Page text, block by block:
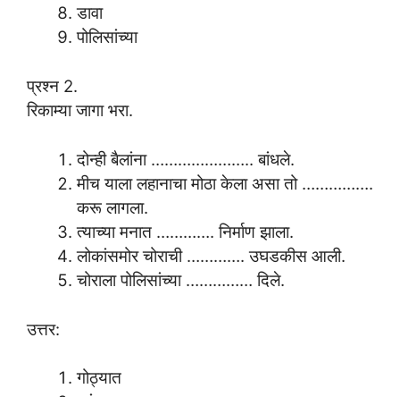
डावा
पोलिसांच्या
प्रश्न 2.
रिकाम्या जागा भरा.
दोन्ही बैलांना ………………….. बांधले.
मीच याला लहानाचा मोठा केला असा तो …………….
करू लागला.
त्याच्या मनात …………. निर्माण झाला.
लोकांसमोर चोराची …………. उघडकीस आली.
चोराला पोलिसांच्या …………… दिले.
उत्तर:
गोठ्यात